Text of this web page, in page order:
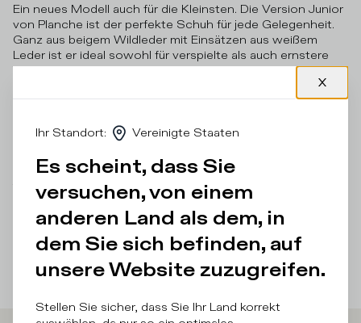
Ein neues Modell auch für die Kleinsten. Die Version Junior
von Planche ist der perfekte Schuh für jede Gelegenheit.
Ganz aus beigem Wildleder mit Einsätzen aus weißem
Leder ist er ideal sowohl für verspielte als auch ernstere
Tage. Die Sohle besteht aus ultraleichtem Gummi für
Einzelheiten und Zusammensetzung
There was a problem loading related products
problem loading related products
Ihr Standort: Vereinigte Staaten
Es scheint, dass Sie
versuchen, von einem
anderen Land als dem, in
dem Sie sich befinden, auf
unsere Website zuzugreifen.
Stellen Sie sicher, dass Sie Ihr Land korrekt